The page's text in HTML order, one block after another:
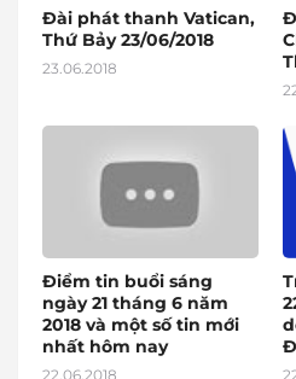
Đài phát thanh Vatican,
Thứ Bảy 23/06/2018
23.06.2018
Điểm tin buổi sáng
ngày 21 tháng 6 năm
2018 và một số tin mới
nhất hôm nay
22.06.2018